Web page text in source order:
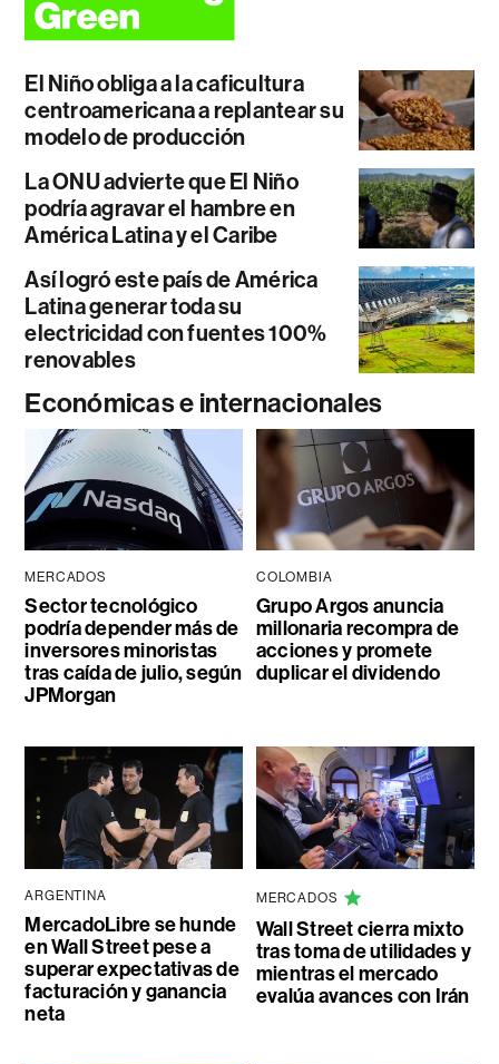
El Niño obliga a la caficultura
centroamericana a replantear su
modelo de producción
La ONU advierte que El Niño
podría agravar el hambre en
América Latina y el Caribe
Así logró este país de América
Latina generar toda su
electricidad con fuentes 100%
renovables
Económicas e internacionales
MERCADOS
Sector tecnológico
podría depender más de
inversores minoristas
tras caída de julio, según
JPMorgan
COLOMBIA
Grupo Argos anuncia
millonaria recompra de
acciones y promete
duplicar el dividendo
ARGENTINA
MercadoLibre se hunde
en Wall Street pese a
superar expectativas de
facturación y ganancia
neta
MERCADOS
Wall Street cierra mixto
tras toma de utilidades y
mientras el mercado
evalúa avances con Irán